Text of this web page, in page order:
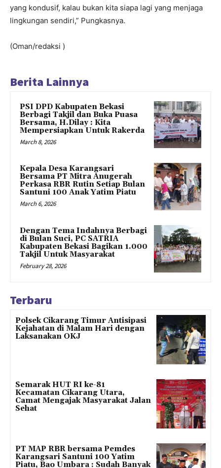
yang kondusif, kalau bukan kita siapa lagi yang menjaga
lingkungan sendiri,” Pungkasnya.
(Oman/redaksi )
Berita Lainnya
PSI DPD Kabupaten Bekasi
Berbagi Takjil dan Buka Puasa
Bersama, H.Dilay : Kita
Mempersiapkan Untuk Rakerda
March 8, 2026
Kepala Desa Karangsari
Bersama PT Mitra Anugerah
Perkasa RBR Rutin Setiap Bulan
Santuni 100 Anak Yatim Piatu
March 6, 2026
Dengan Tema Indahnya Berbagi
di Bulan Suci, PC SATRIA
Kabupaten Bekasi Bagikan 1.000
Takjil Untuk Masyarakat
February 28, 2026
Terbaru
Polsek Cikarang Timur Antisipasi
Kejahatan di Malam Hari dengan
Laksanakan OKJ
Semarak HUT RI ke-81
Kecamatan Cikarang Utara,
Camat Mengajak Masyarakat Jalan
Sehat
PT MAP RBR bersama Pemdes
Karangsari Santuni 100 Yatim
Piatu, Bao Umbara : Sudah Banyak